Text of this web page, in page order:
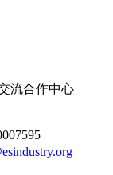
流合作中心